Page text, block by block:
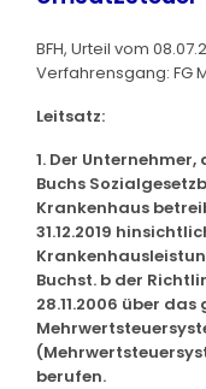
BFH, Urteil vom
Verfahrensgang: FG
Leitsatz:
1. Der
Buchs
Krankenhaus
31.12.2019
Buchst. b der
28.11.2006 über
berufen.